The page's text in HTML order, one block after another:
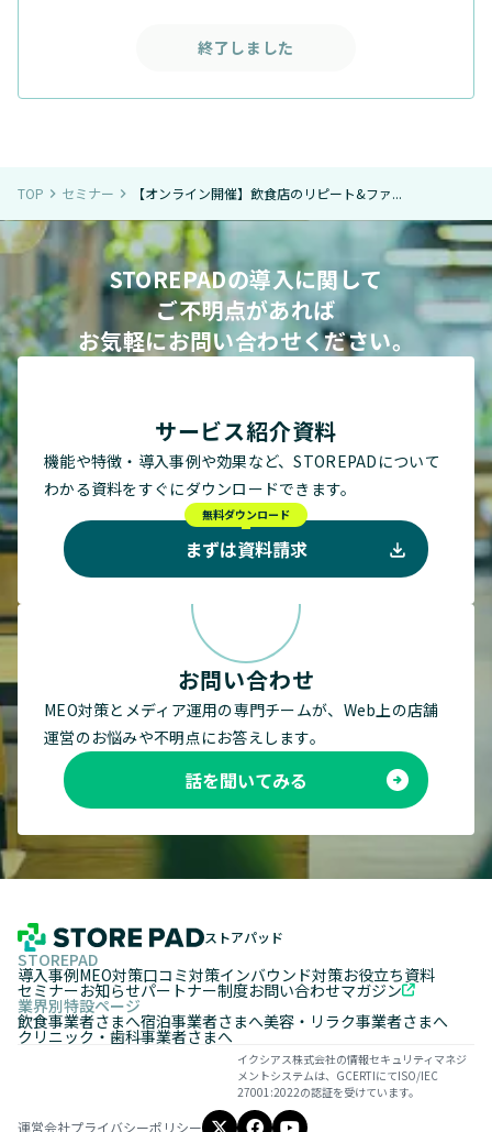
終了しました
TOP navigate_next セミナー navigate_next 【オンライン開催】飲食店のリピート&ファ...
STOREPADの導入に関して
ご不明点があれば
お気軽にお問い合わせください。
お問い合わせ
MEO対策とメディア運用の専門チームが、Web上の店舗
運営のお悩みや不明点にお答えします。
話を聞いてみる
サービス紹介資料
機能や特徴・導入事例や効果など、STOREPADについて
わかる資料をすぐにダウンロードできます。
無料ダウンロード
まずは資料請求
ストアパッド
STOREPAD
導入事例MEO対策口コミ対策インバウンド対策お役立ち資料
セミナーお知らせパートナー制度お問い合わせマガジン
業界別特設ページ
飲食事業者さまへ宿泊事業者さまへ美容・リラク事業者さまへ
クリニック・歯科事業者さまへ
運営会社プライバシーポリシー
イクシアス株式会社の情報セキュリティマネジ
メントシステムは、GCERTIにてISO/IEC
27001:2022の認証を受けています。